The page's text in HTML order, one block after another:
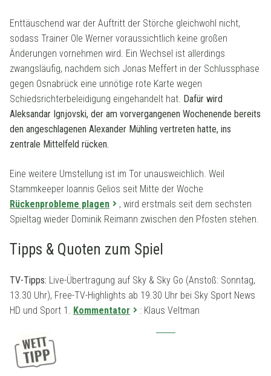
Enttäuschend war der Auftritt der Störche gleichwohl nicht,
sodass Trainer Ole Werner voraussichtlich keine großen
Änderungen vornehmen wird. Ein Wechsel ist allerdings
zwangsläufig, nachdem sich Jonas Meffert in der Schlussphase
gegen Osnabrück eine unnötige rote Karte wegen
Schiedsrichterbeleidigung eingehandelt hat. Dafür wird
Aleksandar Ignjovski, der am vorvergangenen Wochenende bereits
den angeschlagenen Alexander Mühling vertreten hatte, ins
zentrale Mittelfeld rücken.
Eine weitere Umstellung ist im Tor unausweichlich. Weil
Stammkeeper Ioannis Gelios seit Mitte der Woche
Rückenprobleme plagen
, wird erstmals seit dem sechsten
Spieltag wieder Dominik Reimann zwischen den Pfosten stehen.
Tipps & Quoten zum Spiel
TV-Tipps: Live-Übertragung auf Sky & Sky Go (Anstoß: Sonntag,
13.30 Uhr), Free-TV-Highlights ab 19.30 Uhr bei Sky Sport News
HD und Sport 1. Kommentator : Klaus Veltman